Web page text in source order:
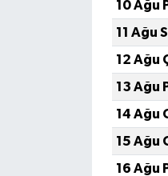
10 Ağu
11 Ağu
12 Ağu
13 Ağu
14 Ağu
15 Ağu
16 Ağu
Yazarlarımız
Tüm Makaleler
Tüm Haberler
Videolu Haberler